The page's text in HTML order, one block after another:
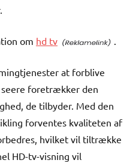
om hd tv .
at forblive
foretrækker den
de tilbyder. Med den
forventes kvaliteten af
hvilket vil tiltrække
HD-tv-visning vil